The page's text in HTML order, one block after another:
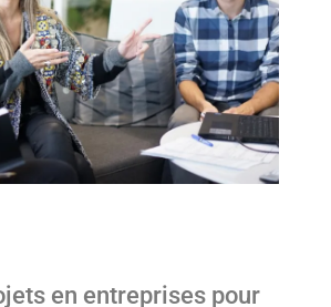
en entreprises pour